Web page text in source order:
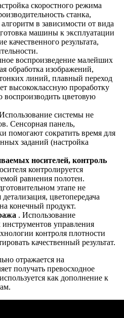
скоростного режима
станка,
в зависимости от вида
машины к эксплуатации
качественного результата,
воспроизведение малейших
обработка изображений,
линий, плавный переход
высококлассную проработку
воспроизводить цветовую
системы не
Сенсорная панель,
помогают сократить время для
заданий (настройка
носителей, контроль
контролируется
равнения полотен.
этапе не
цветопередача
конечный продукт.
. Использование
управления
контроля плотности
качественный результат.
отражается на
получать превосходное
как дополнение к